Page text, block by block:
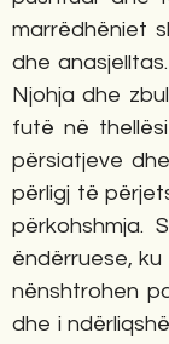
marrëdhëniet
dhe
Njohja dhe
futë në
përsiatjeve
përligj të
përkohshmja.
ëndërruese,
nënshtrohen
dhe i